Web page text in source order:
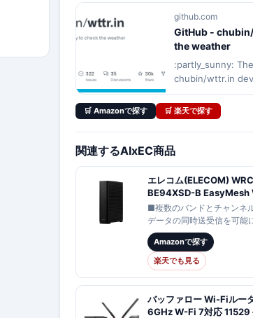
github.com
GitHub -
the weather
:partly_sunny:
chubin/wttr.in
🛒 Amazonで探す 🛒 楽天で探す
関連するAIxEC商品
エレコム(ELECOM)
BE94XSD-B EasyMesh
ルーター 親機 Wi-Fi7
11be/11ax
5765+2882+688Mbps
IPv6 対応 有線 10Gbps AI
キュリティ搭載
■複数のバンドとチャンネ
データの同時送受信を可能
たMLOに対応し、より高速
ータ通信、大容量のファイ
高速ダウンロードが可能に
ました。本製品のMLOは
「2.4GHz…
Amazonで探す
楽天でも見る
バッファロー Wi-Fiルー
6GHz W-Fi 7対応 11529